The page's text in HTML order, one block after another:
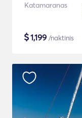
Katamaranas
$1,199 /naktinis